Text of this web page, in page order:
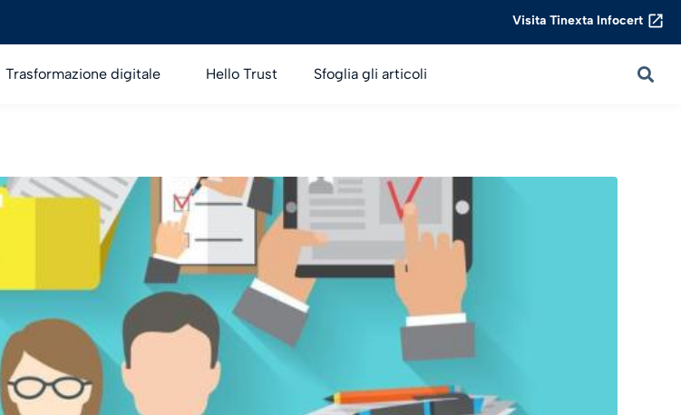
Visita Tinexta Infocert
Trasformazione digitale Hello Trust Sfoglia gli articoli